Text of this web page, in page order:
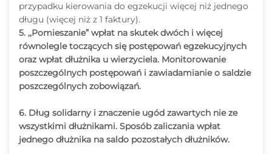
przypadku kierowania do egzekucji więcej niż jednego
długu (więcej niż z 1 faktury).
5. ,,Pomieszanie” wpłat na skutek dwóch i więcej
równolegle toczących się postępowań egzekucyjnych
oraz wpłat dłużnika u wierzyciela. Monitorowanie
poszczególnych postępowań i zawiadamianie o saldzie
poszczególnych zobowiązań.
6. Dług solidarny i znaczenie ugód zawartych nie ze
wszystkimi dłużnikami. Sposób zaliczania wpłat
jednego dłużnika na saldo pozostałych dłużników.